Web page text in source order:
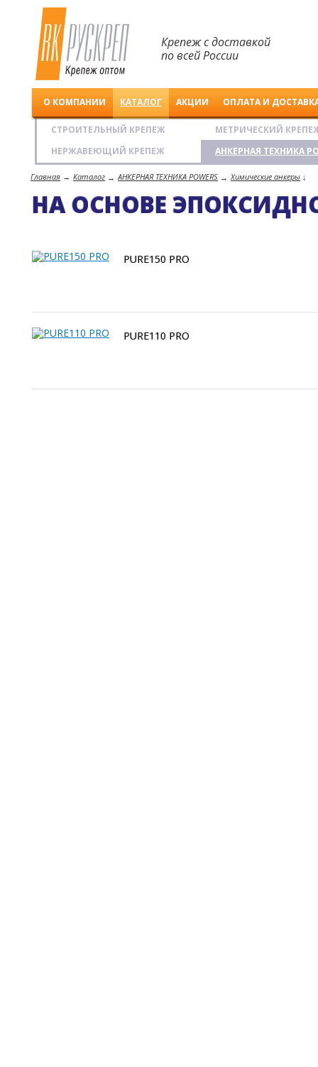
Рускреп. Крепеж
Крепеж с доставкой
по всей России
О КОМПАНИИ КАТАЛОГ АКЦИИ ОПЛАТА И
СТРОИТЕЛЬНЫЙ КРЕПЕЖ
МЕТРИЧЕСКИЙ
НЕРЖАВЕЮЩИЙ КРЕПЕЖ
АНКЕРНАЯ ТЕХНИКА
Главная → Каталог → АНКЕРНАЯ ТЕХНИКА POWERS → Химические анкеры ↓
НА ОСНОВЕ
PURE150 PRO
PURE110 PRO